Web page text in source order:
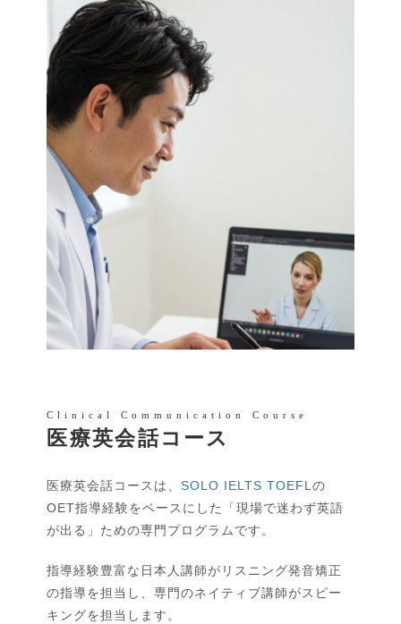
Clinical Communication Course
医療英会話コース
医療英会話コースは、SOLO IELTS TOEFLの
OET指導経験をベースにした「現場で迷わず英語
が出る」ための専門プログラムです。
指導経験豊富な日本人講師がリスニング発音矯正
の指導を担当し、専門のネイティブ講師がスピー
キングを担当します。